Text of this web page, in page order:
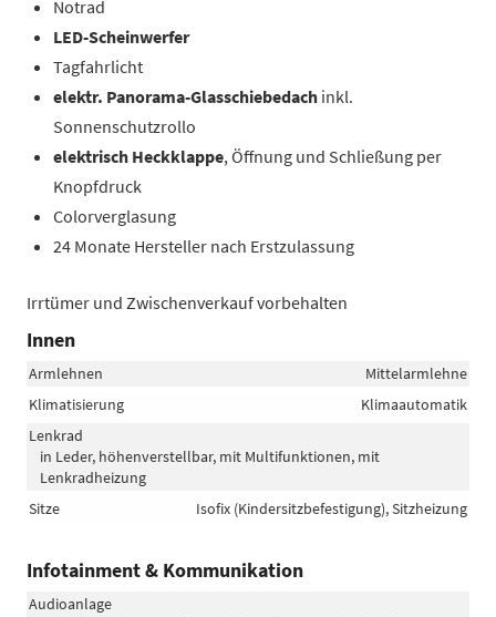
Notrad
LED-Scheinwerfer
Tagfahrlicht
elektr. Panorama-Glasschiebedach inkl.
Sonnenschutzrollo
elektrisch Heckklappe, Öffnung und Schließung per
Knopfdruck
Colorverglasung
24 Monate Hersteller nach Erstzulassung
Irrtümer und Zwischenverkauf vorbehalten
Innen
Armlehnen
Mittelarmlehne
Klimatisierung
Klimaautomatik
Lenkrad
in Leder, höhenverstellbar, mit Multifunktionen, mit
Lenkradheizung
Sitze
Isofix (Kindersitzbefestigung), Sitzheizung
Infotainment & Kommunikation
Audioanlage